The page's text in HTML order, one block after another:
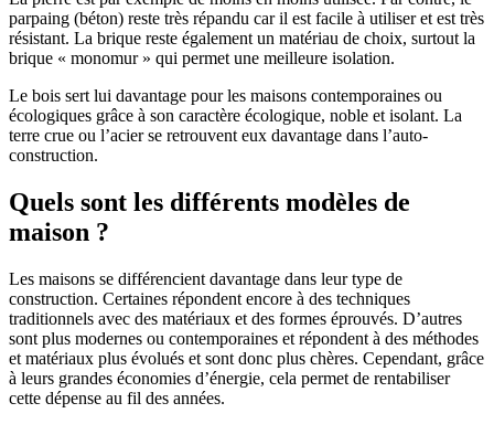
parpaing (béton) reste très répandu car il est facile à utiliser et est très
résistant. La brique reste également un matériau de choix, surtout la
brique « monomur » qui permet une meilleure isolation.
Le bois sert lui davantage pour les maisons contemporaines ou
écologiques grâce à son caractère écologique, noble et isolant. La
terre crue ou l’acier se retrouvent eux davantage dans l’auto-
construction.
Quels sont les différents modèles de
maison ?
Les maisons se différencient davantage dans leur type de
construction. Certaines répondent encore à des techniques
traditionnels avec des matériaux et des formes éprouvés. D’autres
sont plus modernes ou contemporaines et répondent à des méthodes
et matériaux plus évolués et sont donc plus chères. Cependant, grâce
à leurs grandes économies d’énergie, cela permet de rentabiliser
cette dépense au fil des années.